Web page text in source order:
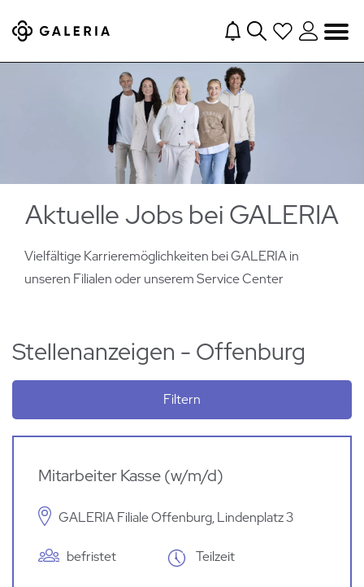
Navigation
Aktuelle Jobs bei GALERIA
Vielfältige Karrieremöglichkeiten bei GALERIA in
unseren Filialen oderunserem Service Center
Stellenanzeigen - Offenburg
Filtern
Mitarbeiter Kasse (w/m/d)
GALERIA Filiale Offenburg, Lindenplatz 3
befristet Teilzeit